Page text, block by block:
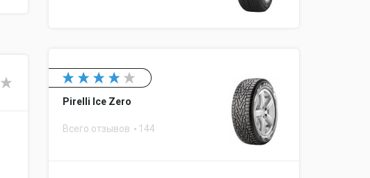
Pirelli Ice Zero
Всего отзывов 144